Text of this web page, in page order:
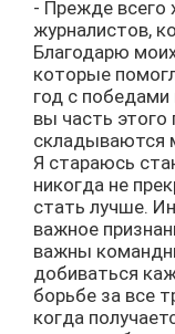
- Прежде всего
журналистов,
Благодарю
которые
год с
вы часть этого
складываются
Я стараюсь
никогда не
стать лучше.
важное
важны
добиваться
борьбе за все
когда